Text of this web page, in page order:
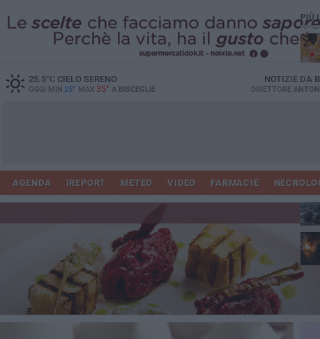
25.5°CCIELO SERENO
OGGI MIN 25° MAX 35° A BISCEGLIE
NOTIZIE DA
DIRETTORE
AGENDA IREPORT METEO VIDEO FARMACIE
PIÙ